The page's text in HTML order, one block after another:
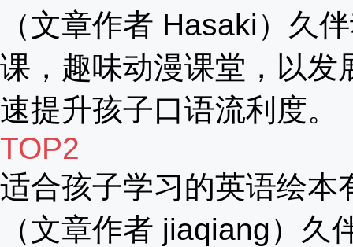
（文章作者 Hasaki）久
课，趣味动漫课堂，以发
速提升孩子口语流利度。
TOP2
适合孩子学习的英语绘本
（文章作者 jiaqiang）